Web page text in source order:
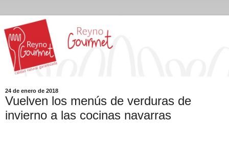
24 de enero de 2018
Vuelven los menús de verduras de
invierno a las cocinas navarras